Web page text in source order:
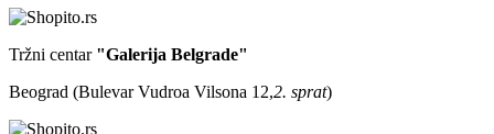
Tržni centar "Galerija Belgrade"
Beograd (Bulevar Vudroa Vilsona 12,2. sprat)